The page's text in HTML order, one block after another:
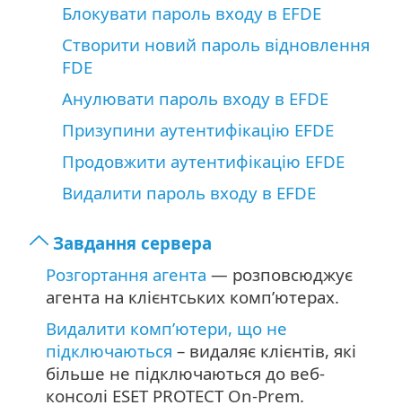
Блокувати пароль входу в EFDE
Створити новий пароль відновлення
FDE
Анулювати пароль входу в EFDE
Призупини аутентифікацію EFDE
Продовжити аутентифікацію EFDE
Видалити пароль входу в EFDE
Завдання сервера
Розгортання агента — розповсюджує
агента на клієнтських комп’ютерах.
Видалити комп’ютери, що не
підключаються – видаляє клієнтів, які
більше не підключаються до веб-
консолі ESET PROTECT On-Prem.